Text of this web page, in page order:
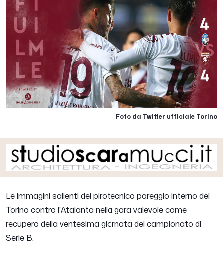
Foto da Twitter ufficiale Torino
Le immagini salienti del pirotecnico pareggio interno del
Torino contro l'Atalanta nella gara valevole come
recupero della ventesima giornata del campionato di
Serie B.